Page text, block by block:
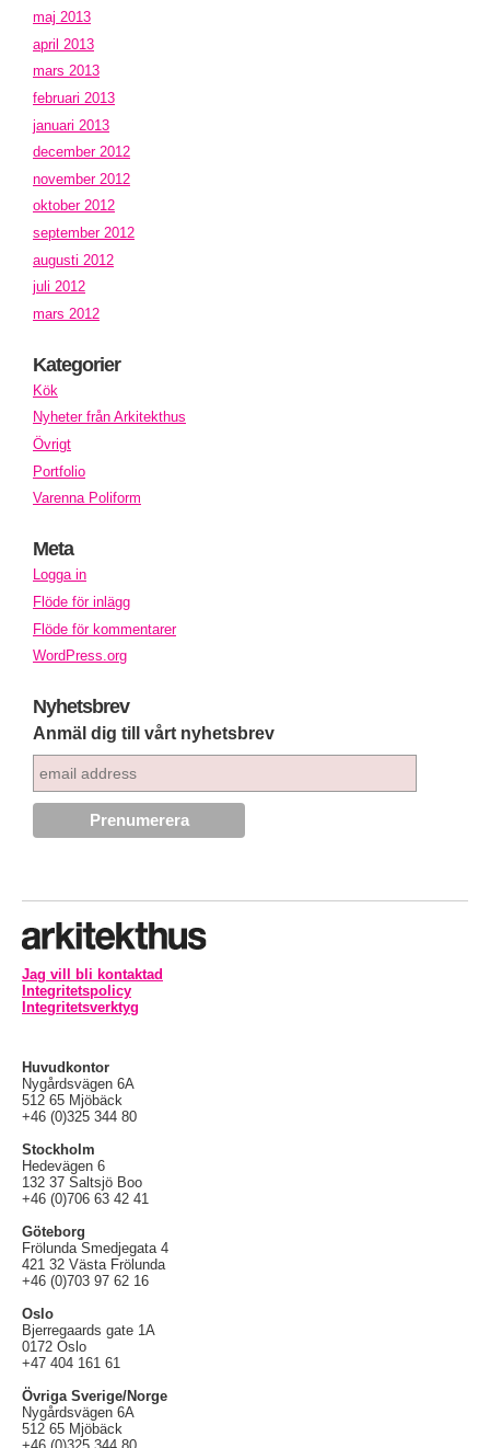
maj 2013
april 2013
mars 2013
februari 2013
januari 2013
december 2012
november 2012
oktober 2012
september 2012
augusti 2012
juli 2012
mars 2012
Kategorier
Kök
Nyheter från Arkitekthus
Övrigt
Portfolio
Varenna Poliform
Meta
Logga in
Flöde för inlägg
Flöde för kommentarer
WordPress.org
Nyhetsbrev
Anmäl dig till vårt nyhetsbrev
Jag vill bli kontaktad
Integritetspolicy
Integritetsverktyg
Huvudkontor
Nygårdsvägen 6A
512 65 Mjöbäck
+46 (0)325 344 80
Stockholm
Hedevägen 6
132 37 Saltsjö Boo
+46 (0)706 63 42 41
Göteborg
Frölunda Smedjegata 4
421 32 Västa Frölunda
+46 (0)703 97 62 16
Oslo
Bjerregaards gate 1A
0172 Oslo
+47 404 161 61
Övriga Sverige/Norge
Nygårdsvägen 6A
512 65 Mjöbäck